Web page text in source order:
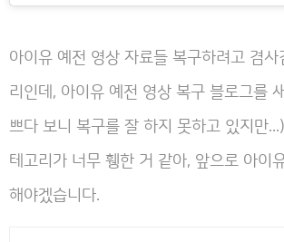
아이유 예전 영상 자료들 복구하려고 겸
리인데, 아이유 예전 영상 복구 블로그를
쁘다 보니 복구를 잘 하지 못하고 있지만
테고리가 너무 휑한 거 같아, 앞으로 아이
해야겠습니다.